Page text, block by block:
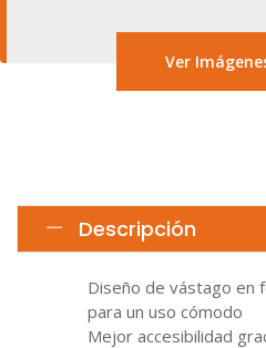
Ver
Descripción
Diseño de vástago en
para un uso cómodo
Mejor accesibilidad